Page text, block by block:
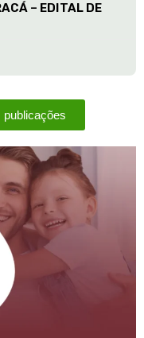
– EDITAL DE
publicações